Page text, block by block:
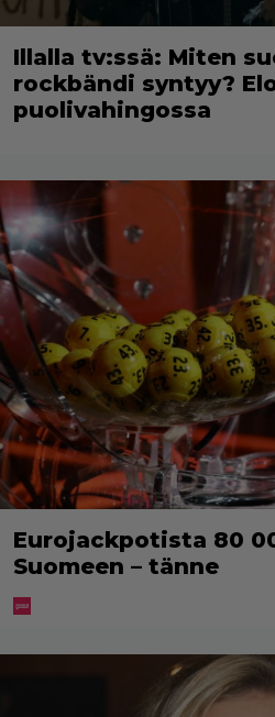
Illalla tv:ssä: Miten
rockbändi syntyy?
puolivahingossa
Eurojackpotista 80
Suomeen – tänne